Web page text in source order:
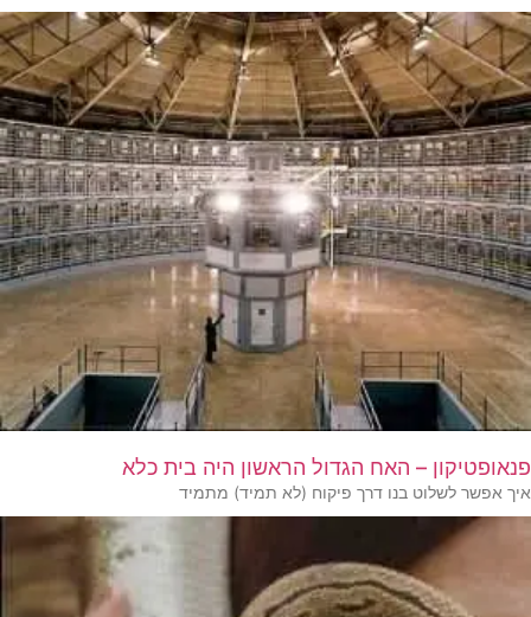
פנאופטיקון – האח הגדול הראשון היה בית כלא
איך אפשר לשלוט בנו דרך פיקוח (לא תמיד) מתמיד